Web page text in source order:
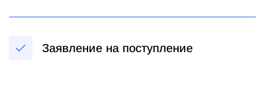
Заявление на поступление